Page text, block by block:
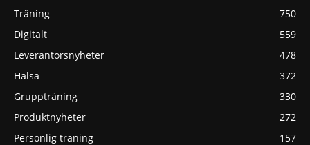
Träning
750
Digitalt
559
Leverantörsnyheter
478
Hälsa
372
Gruppträning
330
Produktnyheter
272
Personlig träning
157